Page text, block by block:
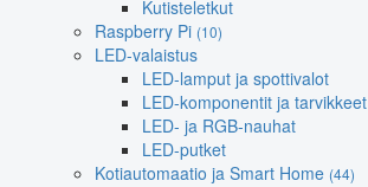
Kutisteletkut
Raspberry Pi (10)
LED-valaistus
LED-lamput ja spottivalot
LED-komponentit ja tarvikkeet
LED- ja RGB-nauhat
LED-putket
Kotiautomaatio ja Smart Home (44)